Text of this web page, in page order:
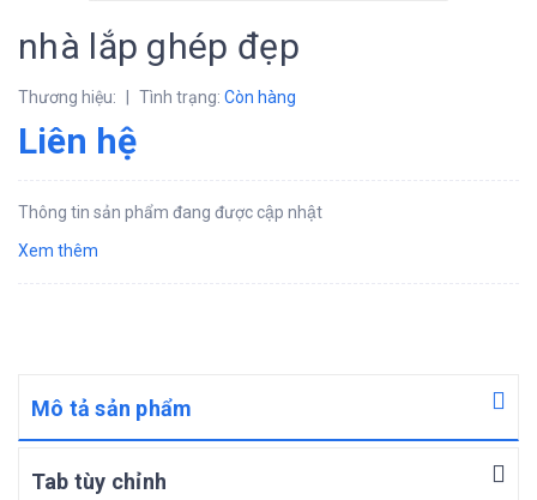
nhà lắp ghép đẹp
Thương hiệu: Tình trạng: Còn hàng
Liên hệ
Thông tin sản phẩm đang được cập nhật
Xem thêm
Mô tả sản phẩm
Tab tùy chỉnh